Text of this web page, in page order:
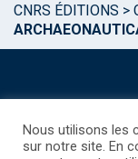
CNRS ÉDITIONS >
Nous utilisons les
sur notre site. En